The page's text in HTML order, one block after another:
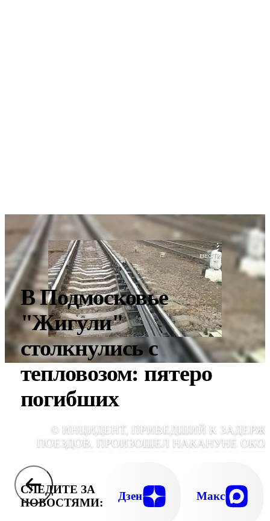
В Подмосковье
"Жигули"
столкнулись с
тепловозом: пятеро
погибших
© ИНЦИДЕНТ, ПРИВЕДШИЙ К
ПОЕЗДОВ, ПРОИЗОШЕЛ НАКАНУНЕ
СЛЕДИТЕ ЗА
НОВОСТЯМИ:
Дзен Макс